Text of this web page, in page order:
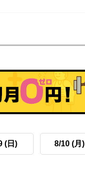
(日) 8/10 (月)